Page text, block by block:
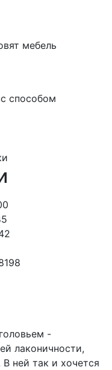
мебель
способом
-
лаконичности,
ней так и хочется